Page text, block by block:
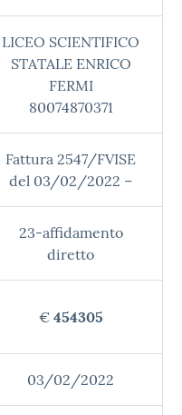
LICEO SCIENTIFICO
STATALE ENRICO
FERMI
80074870371
Fattura 2547/FVISE
del 03/02/2022 –
23-affidamento
diretto
€ 454305
03/02/2022